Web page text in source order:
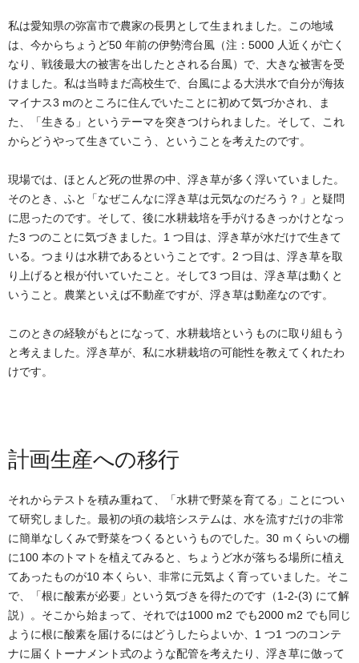
私は愛知県の弥富市で農家の長男として生まれました。この地域
は、今からちょうど50 年前の伊勢湾台風（注：5000 人近くが亡く
なり、戦後最大の被害を出したとされる台風）で、大きな被害を受
けました。私は当時まだ高校生で、台風による大洪水で自分が海抜
マイナス3 mのところに住んでいたことに初めて気づかされ、ま
た、「生きる」というテーマを突きつけられました。そして、これ
からどうやって生きていこう、ということを考えたのです。
現場では、ほとんど死の世界の中、浮き草が多く浮いていました。
そのとき、ふと「なぜこんなに浮き草は元気なのだろう？」と疑問
に思ったのです。そして、後に水耕栽培を手がけるきっかけとなっ
た3 つのことに気づきました。1 つ目は、浮き草が水だけで生きて
いる。つまりは水耕であるということです。2 つ目は、浮き草を取
り上げると根が付いていたこと。そして3 つ目は、浮き草は動くと
いうこと。農業といえば不動産ですが、浮き草は動産なのです。
このときの経験がもとになって、水耕栽培というものに取り組もう
と考えました。浮き草が、私に水耕栽培の可能性を教えてくれたわ
けです。
計画生産への移行
それからテストを積み重ねて、「水耕で野菜を育てる」ことについ
て研究しました。最初の頃の栽培システムは、水を流すだけの非常
に簡単なしくみで野菜をつくるというものでした。30 ｍくらいの棚
に100 本のトマトを植えてみると、ちょうど水が落ちる場所に植え
てあったものが10 本くらい、非常に元気よく育っていました。そこ
で、「根に酸素が必要」という気づきを得たのです（1-2-(3) にて解
説）。そこから始まって、それでは1000 m2 でも2000 m2 でも同じ
ように根に酸素を届けるにはどうしたらよいか、1 つ1 つのコンテ
ナに届くトーナメント式のような配管を考えたり、浮き草に倣って